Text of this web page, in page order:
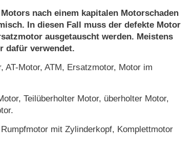
nach einem kapitalen Motorschaden
In diesen Fall muss der defekte Motor
ausgetauscht werden. Meistens
dafür verwendet.
AT-Motor, ATM, Ersatzmotor, Motor im
Teilüberholter Motor, überholter Motor,
mit Zylinderkopf, Komplettmotor